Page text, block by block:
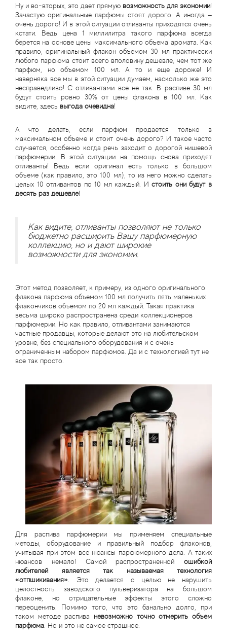
Ну и во-вторых, это дает прямую возможность для экономии!
Зачастую оригинальные парфюмы стоят дорого. А иногда –
очень дорого! И в этой ситуации отливанты приходятся очень
кстати. Ведь цена 1 миллилитра такого парфюма всегда
берется на основе цены максимального объема аромата. Как
правило, оригинальный флакон объемом 30 мл практически
любого парфюма стоит всего вполовину дешевле, чем тот же
парфюм, но объемом 100 мл. А то и еще дороже! И
наверняка все мы в этой ситуации думаем, насколько же это
несправедливо! С отливантами все не так. В распиве 30 мл
будут стоить ровно 30% от цены флакона в 100 мл. Как
видите, здесь выгода очевидна!
А что делать, если парфюм продается только в
максимальном объеме и стоит очень дорого? И такое часто
случается, особенно когда речь заходит о дорогой нишевой
парфюмерии. В этой ситуации на помощь снова приходят
отливанты! Ведь если оригинал есть только в большом
объеме (как правило, это 100 мл), то из него можно сделать
целых 10 отливантов по 10 мл каждый. Истоить они будут в
десять раз дешевле!
Как видите, отливанты позволяют не только
бюджетно расширить Вашу парфюмерную
коллекцию, но и дают широкие
возможности для экономии.
Этот метод позволяет, к примеру, из одного оригинального
флакона парфюма объемом 100 мл получить пять маленьких
флакончиков объемом по 20 мл каждый. Такая практика
весьма широко распространена среди коллекционеров
парфюмерии. Но как правило, отливантами занимаются
частные продавцы, которые делают это на любительском
уровне, без специального оборудования и с очень
ограниченным набором парфюмов. Да и с технологией тут не
все так просто.
Для распива парфюмерии мы применяем специальные
методы, оборудование и правильный подбор флаконов,
учитывая при этом все нюансы парфюмерного дела. А таких
нюансов немало! Самой распространенной ошибкой
любителей является так называемая технология
«отпшикивания». Это делается с целью не нарушить
целостность заводского пульверизатора на большом
флаконе, но отрицательные эффекты этого сложно
переоценить. Помимо того, что это банально долго, при
таком методе распива невозможно точно отмерить объем
парфюма. Но и это не самое страшное.